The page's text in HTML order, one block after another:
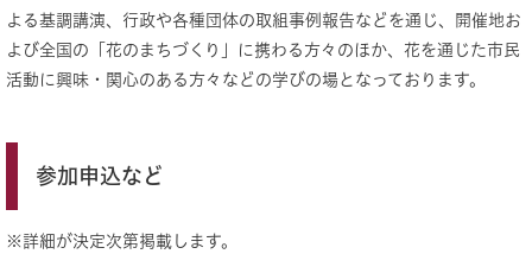
よる基調講演、行政や各種団体の取組事例報告などを通じ、開催地お
よび全国の「花のまちづくり」に携わる方々のほか、花を通じた市民
活動に興味・関心のある方々などの学びの場となっております。
参加申込など
※詳細が決定次第掲載します。